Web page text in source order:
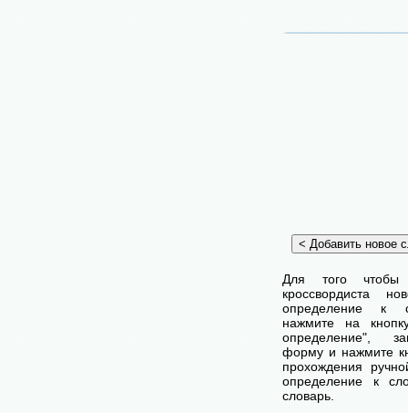
Для того чтобы
кроссвордиста
определение к
нажмите на
определение",
форму и нажмите
прохождения
определение к
словарь.